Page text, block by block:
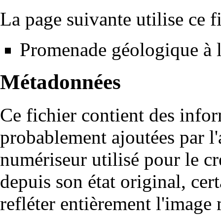
La page suivante utilise ce
Promenade géologique à
Métadonnées
Ce fichier contient des
probablement ajoutées par
numériseur utilisé pour le
depuis son état original,
refléter entièrement l'image